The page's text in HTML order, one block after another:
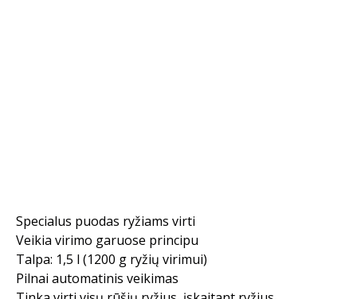
Specialus puodas ryžiams virti
Veikia virimo garuose principu
Talpa: 1,5 l (1200 g ryžių virimui)
Pilnai automatinis veikimas